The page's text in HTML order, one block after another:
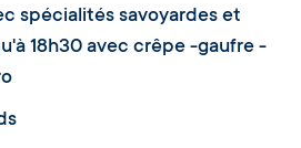
spécialités savoyardes et
18h30 avec crêpe -gaufre -